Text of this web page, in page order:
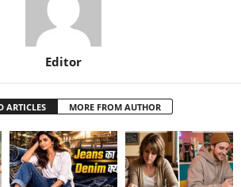
Editor
ARTICLES MORE FROM AUTHOR